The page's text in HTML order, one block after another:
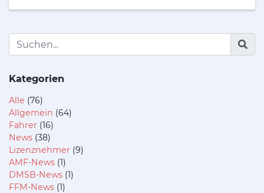
Kategorien
Alle (76)
Allgemein (64)
Fahrer (16)
News (38)
Lizenznehmer (9)
AMF-News (1)
DMSB-News (1)
FFM-News (1)